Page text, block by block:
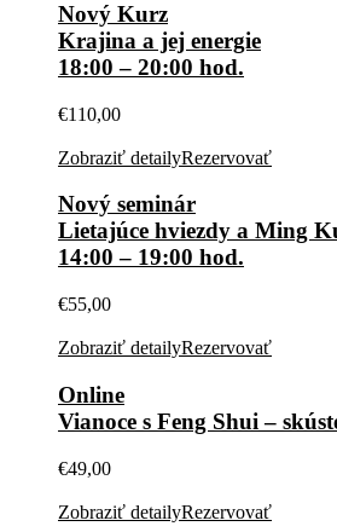
Nový Kurz
Krajina a jej energie
18:00 – 20:00 hod.
€110,00
Zobraziť detailyRezervovať
Nový seminár
Lietajúce hviezdy a Ming
14:00 – 19:00 hod.
€55,00
Zobraziť detailyRezervovať
Online
Vianoce s Feng Shui –
€49,00
Zobraziť detailyRezervovať